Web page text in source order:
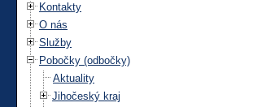
Kontakty
O nás
Služby
Pobočky (odbočky)
Aktuality
Jihočeský kraj